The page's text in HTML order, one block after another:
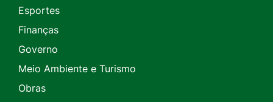
Esportes
Finanças
Governo
Meio Ambiente e Turismo
Obras